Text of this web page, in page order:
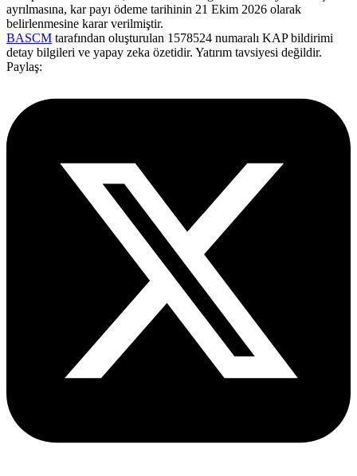
ayrılmasına, kar payı ödeme tarihinin 21 Ekim 2026 olarak
belirlenmesine karar verilmiştir.
BASCM tarafından oluşturulan 1578524 numaralı KAP bildirimi
detay bilgileri ve yapay zeka özetidir. Yatırım tavsiyesi değildir.
Paylaş: